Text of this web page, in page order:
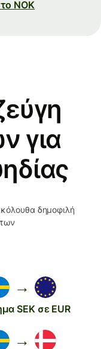
NOK
για
δημοφιλή
→
SEK σε EUR
→